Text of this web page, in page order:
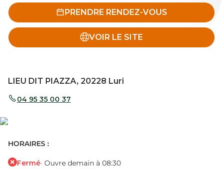
PRENDRE RENDEZ-VOUS
VOIR LE SITE
LIEU DIT PIAZZA, 20228 Luri
04 95 35 00 37
HORAIRES :
Fermé· Ouvre demain à 08:30